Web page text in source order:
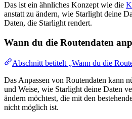
Das ist ein ähnliches Konzept wie die
anstatt zu ändern, wie Starlight deine
Daten, die Starlight rendert.
Wann du die Routendaten
Abschnitt betitelt „Wann du die
Das Anpassen von Routendaten kann
und Weise, wie Starlight deine Daten
ändern möchtest, die mit den
nicht möglich ist.